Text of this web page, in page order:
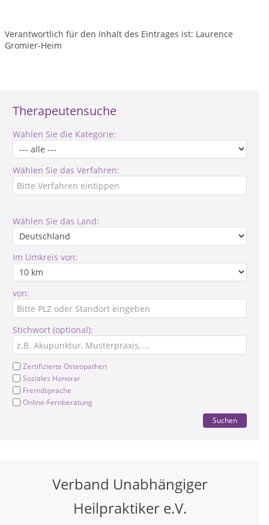
Therapeutensuche
Wählen Sie die Kategorie:
Wählen Sie das Verfahren:
Wählen Sie das Land:
Im Umkreis von:
von:
Stichwort (optional):
Zertifizierte Osteopathen
Soziales Honorar
Fremdsprache
Online-Fernberatung
Suchen
Verband Unabhängiger
Heilpraktiker e.V.
Verantwortlich für den Inhalt des Eintrages ist: Laurence
Gromier-Heim